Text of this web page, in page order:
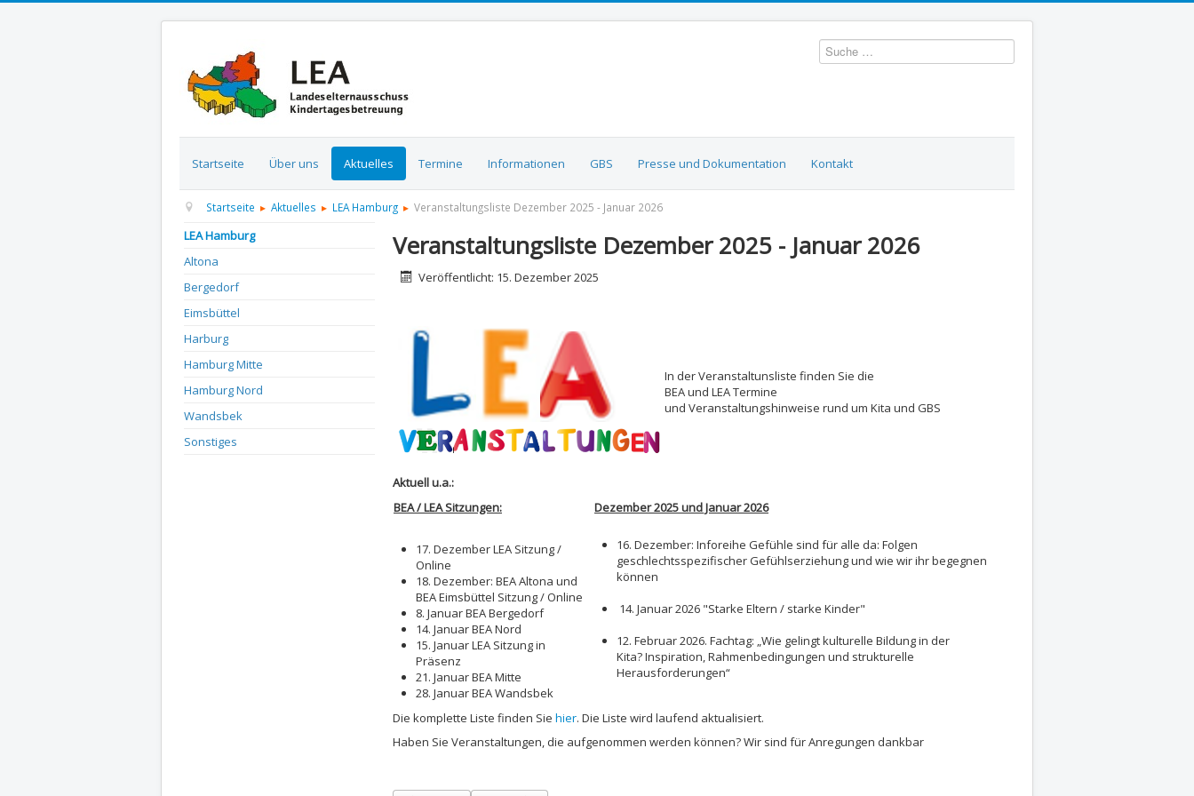
Suchen
Startseite Über uns Aktuelles Termine Informationen GBS Presse und Dokumentation Kontakt
Startseite Aktuelles LEA Hamburg Veranstaltungsliste Dezember 2025 - Januar 2026
LEA Hamburg
Altona
Bergedorf
Eimsbüttel
Harburg
Hamburg Mitte
Hamburg Nord
Wandsbek
Sonstiges
Veranstaltungsliste Dezember 2025 - Januar 2026
DetailsVeröffentlicht: 15. Dezember 2025
In der Veranstaltunsliste finden Sie die
BEA und LEA Termine
und Veranstaltungshinweise rund um Kita und GBS
Aktuell u.a.:
BEA / LEA Sitzungen:
Dezember 2025 und Januar 2026
17. Dezember LEA Sitzung /
Online
18. Dezember: BEA Altona und
BEA Eimsbüttel Sitzung / Online
8. Januar BEA Bergedorf
14. Januar BEA Nord
15. Januar LEA Sitzung in
Präsenz
21. Januar BEA Mitte
28. Januar BEA Wandsbek
16. Dezember: Inforeihe Gefühle sind für alle da: Folgen
geschlechtsspezifischer Gefühlserziehung und wie wir ihr begegnen
können
14. Januar 2026 "Starke Eltern / starke Kinder"
12. Februar 2026. Fachtag: „Wie gelingt kulturelle Bildung in der
Kita? Inspiration, Rahmenbedingungen und strukturelle
Herausforderungen“
Die komplette Liste finden Sie hier. Die Liste wird laufend aktualisiert.
Haben Sie Veranstaltungen, die aufgenommen werden können? Wir sind für Anregungen dankbar